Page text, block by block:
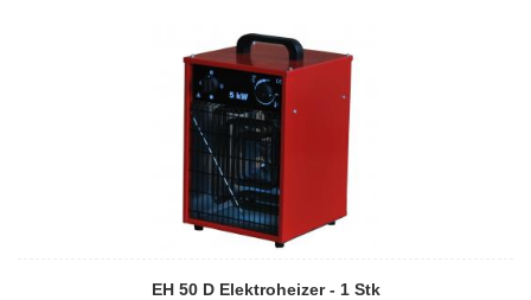
EH 50 D Elektroheizer - 1 Stk